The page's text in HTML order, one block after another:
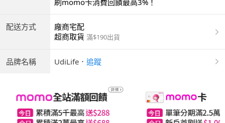
商付款 | ATM | 銀聯卡
刷momo卡消費回饋最高3%！
配送方式
廠商宅配
超商取貨 滿$190出貨
品牌名稱 UdiLife ． 追蹤